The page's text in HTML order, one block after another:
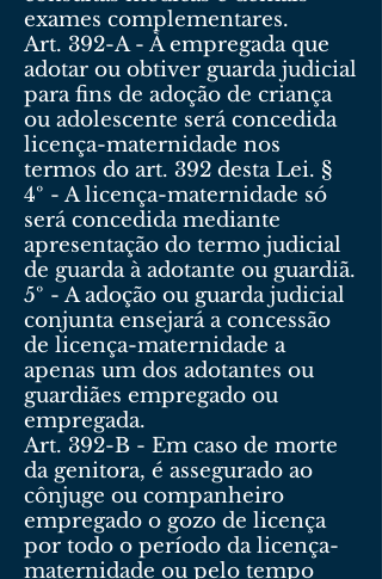
exames complementares.
Art. 392-A - À empregada que
adotar ou obtiver guarda judicial
para fins de adoção de criança
ou adolescente será concedida
licença-maternidade nos
termos do art. 392 desta Lei. §
4º - A licença-maternidade só
será concedida mediante
apresentação do termo judicial
de guarda à adotante ou guardiã.
5º - A adoção ou guarda judicial
conjunta ensejará a concessão
de licença-maternidade a
apenas um dos adotantes ou
guardiães empregado ou
empregada.
Art. 392-B - Em caso de morte
da genitora, é assegurado ao
cônjuge ou companheiro
empregado o gozo de licença
por todo o período da licença-
maternidade ou pelo tempo